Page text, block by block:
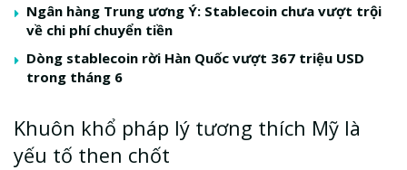
Ngân hàng Trung ương Ý: Stablecoin chưa vượt trội
về chi phí chuyển tiền
Dòng stablecoin rời Hàn Quốc vượt 367 triệu USD
trong tháng 6
Khuôn khổ pháp lý tương thích Mỹ là
yếu tố then chốt